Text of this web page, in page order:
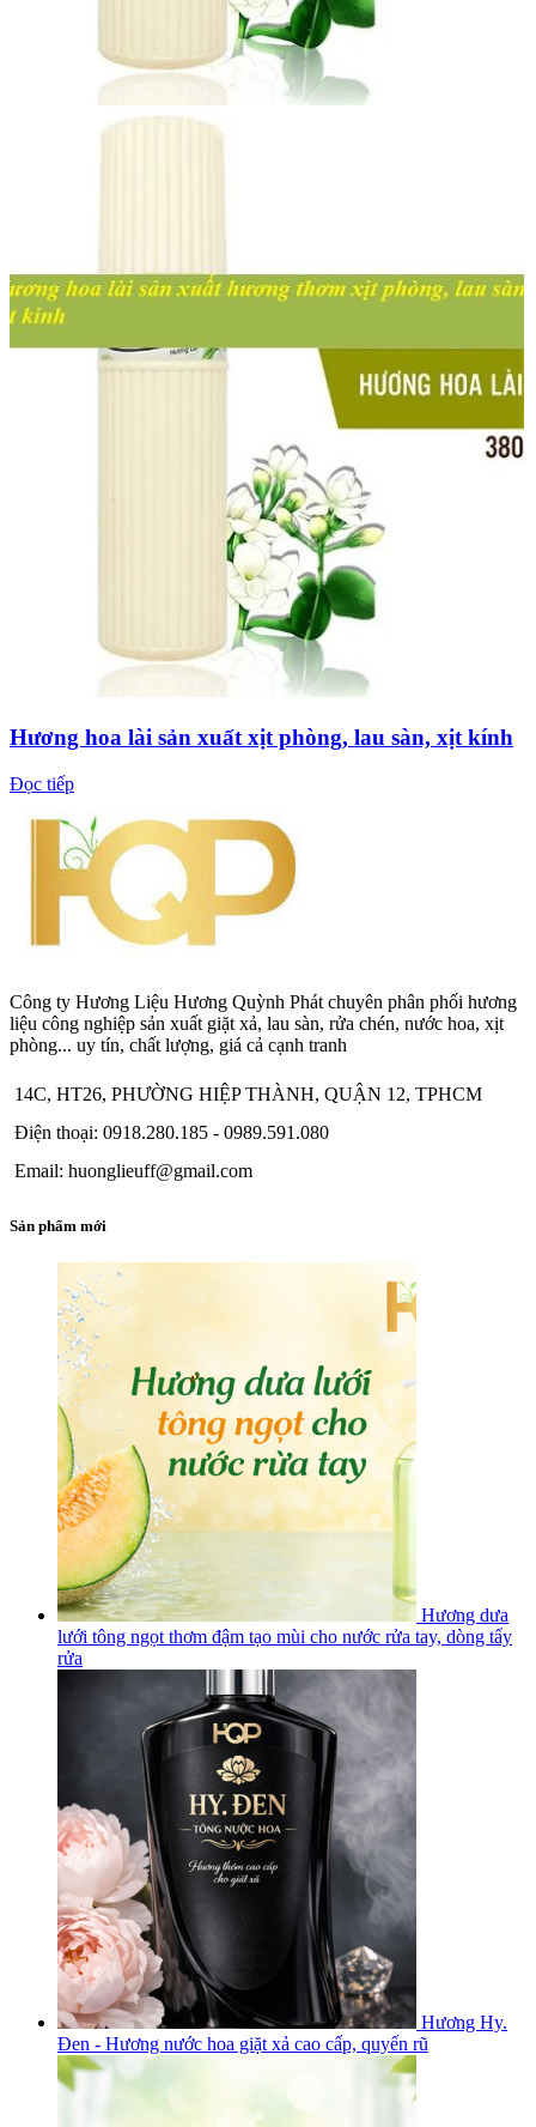
Hương hoa lài sản xuất xịt phòng, lau sàn, xịt kính
Đọc tiếp
Công ty Hương Liệu Hương Quỳnh Phát chuyên phân phối hương
liệu công nghiệp sản xuất giặt xả, lau sàn, rửa chén, nước hoa, xịt
phòng... uy tín, chất lượng, giá cả cạnh tranh
14C, HT26, PHƯỜNG HIỆP THÀNH, QUẬN 12, TPHCM
Điện thoại: 0918.280.185 - 0989.591.080
Email: huonglieuff@gmail.com
Sản phẩm mới
Hương dưa
lưới tông ngọt thơm đậm tạo mùi cho nước rửa tay, dòng tẩy
rửa
Hương Hy.
Đen - Hương nước hoa giặt xả cao cấp, quyến rũ